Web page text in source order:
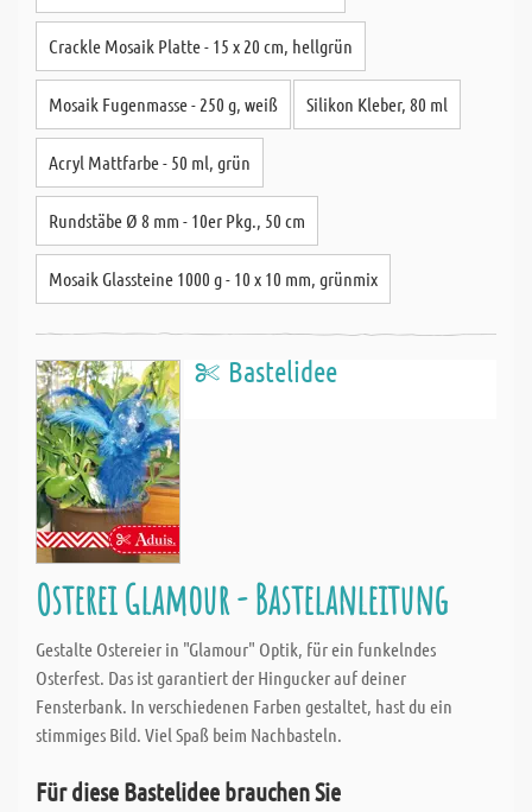
Crackle Mosaik Platte - 15 x 20 cm, hellgrün
Mosaik Fugenmasse - 250 g, weiß Silikon Kleber, 80 ml
Acryl Mattfarbe - 50 ml, grün
Rundstäbe Ø 8 mm - 10er Pkg., 50 cm
Mosaik Glassteine 1000 g - 10 x 10 mm, grünmix
Bastelidee
Osterei Glamour - Bastelanleitung
Gestalte Ostereier in "Glamour" Optik, für ein funkelndes
Osterfest. Das ist garantiert der Hingucker auf deiner
Fensterbank. In verschiedenen Farben gestaltet, hast du ein
stimmiges Bild. Viel Spaß beim Nachbasteln.
Für diese Bastelidee brauchen Sie